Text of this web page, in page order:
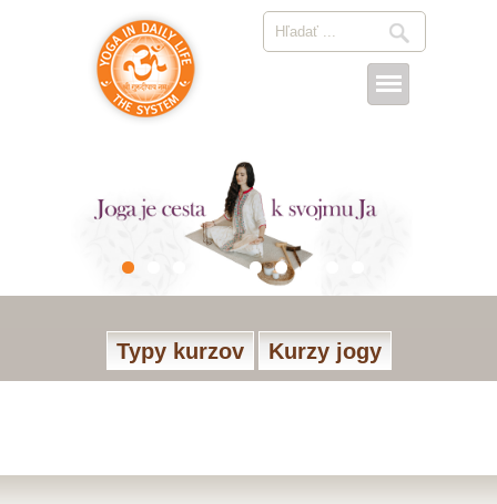
Typy kurzov Kurzy jogy